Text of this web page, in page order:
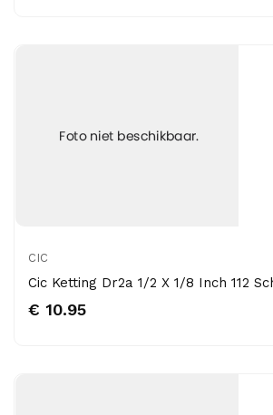
CIC
Cic Ketting Dr2a 1/2 X 1/8 Inch 112
€ 10.95